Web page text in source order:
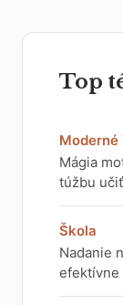
Top
Mágia
túžbu
Škola
Nadanie
efektívne